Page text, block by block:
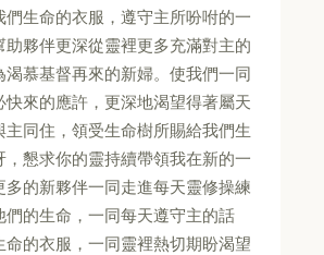
們生命的衣服，遵守主所吩咐的一
助夥伴更深從靈裡更多充滿對主的
渴慕基督再來的新婦。使我們一同
快來的應許，更深地渴望得著屬天
主同住，領受生命樹所賜給我們生
，懇求你的靈持續帶領我在新的一
多的新夥伴一同走進每天靈修操練
們的生命，一同每天遵守主的話
命的衣服，一同靈裡熱切期盼渴望